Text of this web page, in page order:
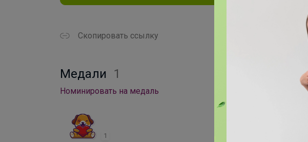
Скопировать ссылку
Медали 1
Номинировать на медаль
1